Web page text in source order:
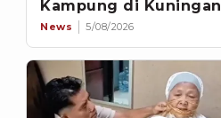
Kampung di Kuningan
News 5/08/2026